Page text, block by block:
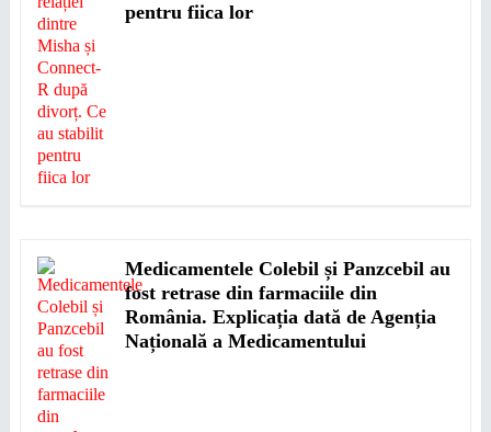
pentru fiica lor
Medicamentele Colebil și Panzcebil au
fost retrase din farmaciile din
România. Explicația dată de Agenția
Națională a Medicamentului